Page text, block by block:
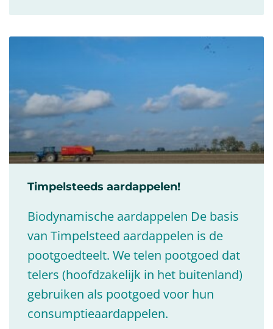
Timpelsteeds aardappelen!
Biodynamische aardappelen De basis
van Timpelsteed aardappelen is de
pootgoedteelt. We telen pootgoed dat
telers (hoofdzakelijk in het buitenland)
gebruiken als pootgoed voor hun
consumptieaardappelen.